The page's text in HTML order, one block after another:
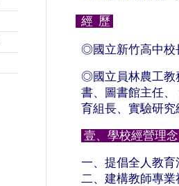
經 歷
◎國立新竹高中校
◎國立員林農工教
書、圖書館主任
育組長、實驗研
壹、學校經營理
一、提倡全人教
二、建構教師專